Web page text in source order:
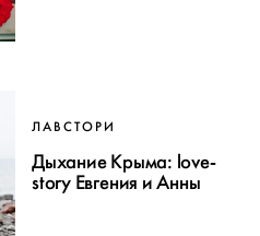
ЛАВСТОРИ
Дыхание Крыма: love-
story Евгения и Анны